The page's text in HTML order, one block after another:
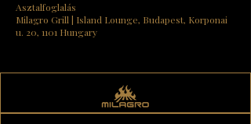
Asztalfoglalás
Milagro Grill | Island Lounge, Budapest, Korponai
u. 20, 1101 Hungary